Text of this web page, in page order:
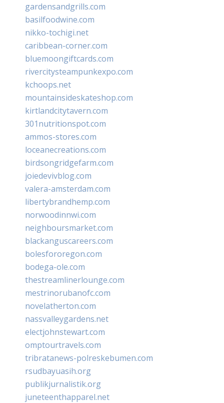
gardensandgrills.com
basilfoodwine.com
nikko-tochigi.net
caribbean-corner.com
bluemoongiftcards.com
rivercitysteampunkexpo.com
kchoops.net
mountainsideskateshop.com
kirtlandcitytavern.com
301nutritionspot.com
ammos-stores.com
loceanecreations.com
birdsongridgefarm.com
joiedevivblog.com
valera-amsterdam.com
libertybrandhemp.com
norwoodinnwi.com
neighboursmarket.com
blackanguscareers.com
bolesfororegon.com
bodega-ole.com
thestreamlinerlounge.com
mestrinorubanofc.com
novelatherton.com
nassvalleygardens.net
electjohnstewart.com
omptourtravels.com
tribratanews-polreskebumen.com
rsudbayuasih.org
publikjurnalistik.org
juneteenthapparel.net